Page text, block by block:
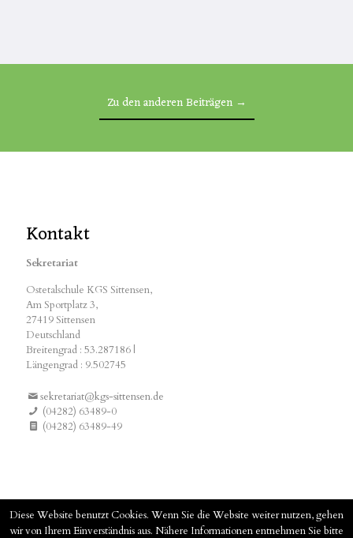
Zu den anderen Beiträgen →
Kontakt
Sekretariat
Ostetalschule KGS Sittensen,
Am Sportplatz 3,
27419 Sittensen
Deutschland
Breitengrad : 53.287186 |
Längengrad : 9.502745
sekretariat@kgs-sittensen.de
(04282) 63489-0
(04282) 63489-49
Diese Website benutzt Cookies. Wenn Sie die Website weiter nutzen, gehen
wir von Ihrem Einverständnis aus. Nähere Informationen entnehmen Sie bitte